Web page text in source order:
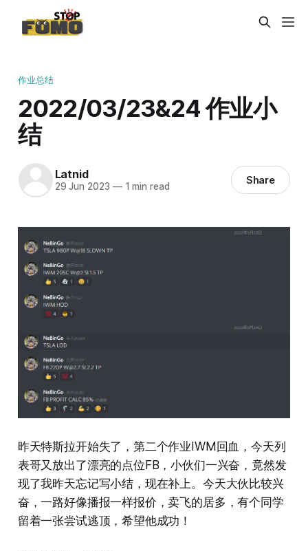
作业总结
2022/03/23&24 作业小
结
Latnid
29 Jun 2023 —1 min read Share
昨天特斯拉开始失了，第二个作业IWM回血，今天列
表哥又放出了漂亮的点位FB，小伙们一兴奋，竟然发
现了我昨天忘记写小结，现在补上。今天大伙比较兴
奋，一路好像播报一样报价，卖飞的居多，有个同学
留着一张尝试逃顶，希望他成功！